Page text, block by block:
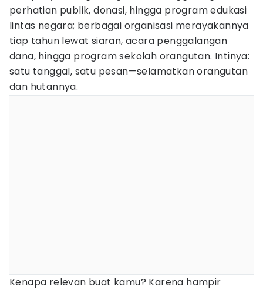
perhatian publik, donasi, hingga program edukasi
lintas negara; berbagai organisasi merayakannya
tiap tahun lewat siaran, acara penggalangan
dana, hingga program sekolah orangutan. Intinya:
satu tanggal, satu pesan—selamatkan orangutan
dan hutannya.
Kenapa relevan buat kamu? Karena hampir